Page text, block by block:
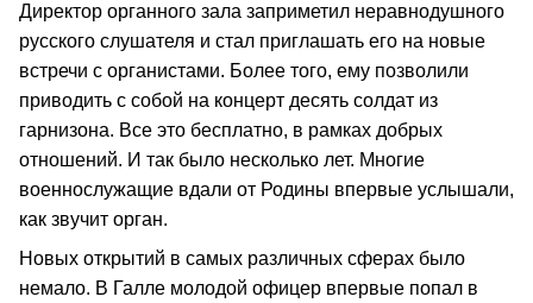
Директор органного зала заприметил неравнодушного
русского слушателя и стал приглашать его на новые
встречи с органистами. Более того, ему позволили
приводить с собой на концерт десять солдат из
гарнизона. Все это бесплатно, в рамках добрых
отношений. И так было несколько лет. Многие
военнослужащие вдали от Родины впервые услышали,
как звучит орган.
Новых открытий в самых различных сферах было
немало. В Галле молодой офицер впервые попал в